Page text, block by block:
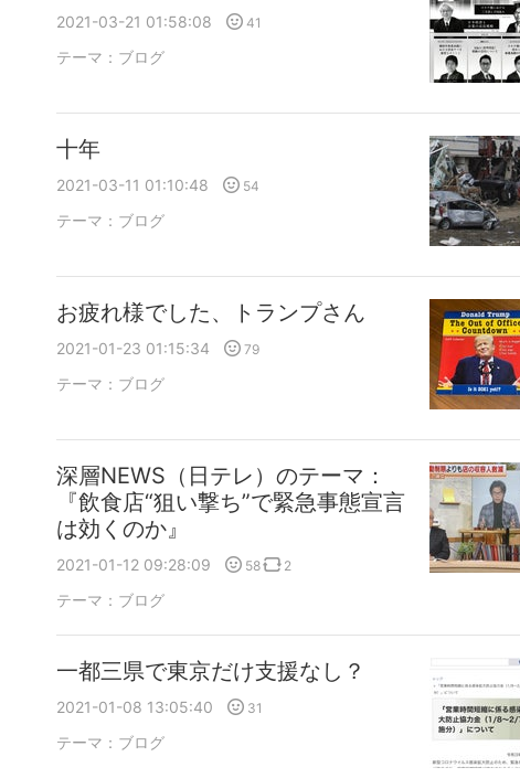
2021-03-21 01:58:08 41
テーマ： ブログ
十年
2021-03-11 01:10:48 54
テーマ： ブログ
お疲れ様でした、トランプさん
2021-01-23 01:15:34 79
テーマ： ブログ
深層NEWS（日テレ）のテーマ：
『飲食店“狙い撃ち”で緊急事態宣言
は効くのか』
2021-01-12 09:28:09 58 2
テーマ： ブログ
一都三県で東京だけ支援なし？
2021-01-08 13:05:40 31
テーマ： ブログ